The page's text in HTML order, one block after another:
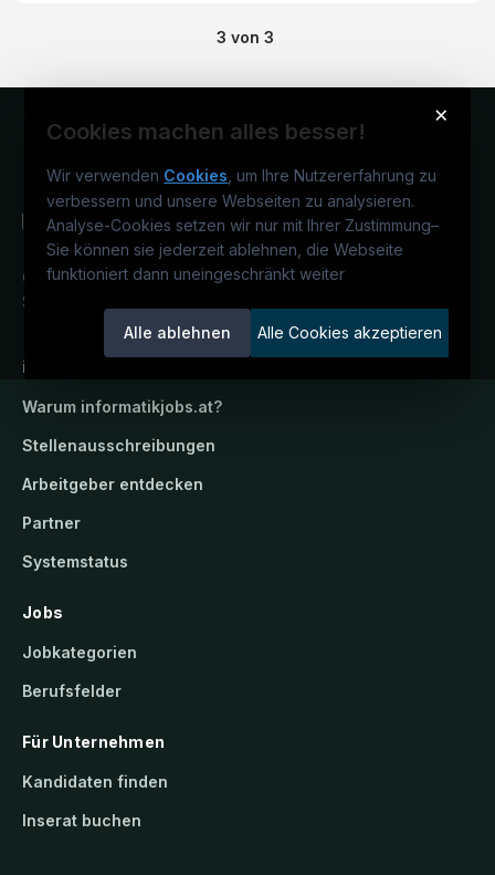
3 von 3
×
Cookies machen alles besser!
Wir verwenden Cookies, um Ihre Nutzererfahrung zu
verbessern und unsere Webseiten zu analysieren.
Analyse-Cookies setzen wir nur mit Ihrer Zustimmung–
Sie können sie jederzeit ablehnen, die Webseite
funktioniert dann uneingeschränkt weiter
Alle ablehnen Alle Cookies akzeptieren
Österreichs IT-Karriereportal.Ein
Service der candidatis GmbH.
informatikjobs.at
Warum informatikjobs.at?
Stellenausschreibungen
Arbeitgeber entdecken
Partner
Systemstatus
Jobs
Jobkategorien
Berufsfelder
Für Unternehmen
Kandidaten finden
Inserat buchen